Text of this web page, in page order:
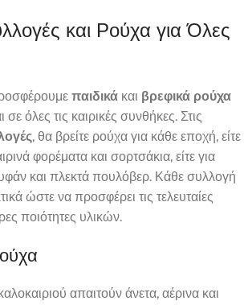
και Ρούχα για Όλες
παιδικά και βρεφικά ρούχα
όλες τις καιρικές συνθήκες. Στις
, θα βρείτε ρούχα για κάθε εποχή, είτε
φορέματα και σορτσάκια, είτε για
και πλεκτά πουλόβερ. Κάθε συλλογή
ώστε να προσφέρει τις τελευταίες
ποιότητες υλικών.
απαιτούν άνετα, αέρινα και